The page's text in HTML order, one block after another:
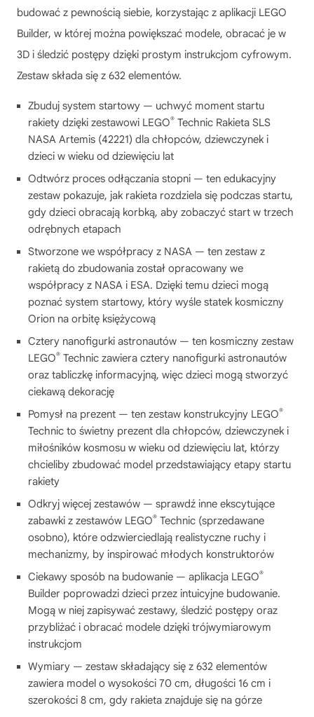
budować z pewnością siebie, korzystając z aplikacji LEGO
Builder, w której można powiększać modele, obracać je w
3D i śledzić postępy dzięki prostym instrukcjom cyfrowym.
Zestaw składa się z 632 elementów.
Zbuduj system startowy — uchwyć moment startu
rakiety dzięki zestawowi LEGO® Technic Rakieta SLS
NASA Artemis (42221) dla chłopców, dziewczynek i
dzieci w wieku od dziewięciu lat
Odtwórz proces odłączania stopni — ten edukacyjny
zestaw pokazuje, jak rakieta rozdziela się podczas startu,
gdy dzieci obracają korbką, aby zobaczyć start w trzech
odrębnych etapach
Stworzone we współpracy z NASA — ten zestaw z
rakietą do zbudowania został opracowany we
współpracy z NASA i ESA. Dzięki temu dzieci mogą
poznać system startowy, który wyśle statek kosmiczny
Orion na orbitę księżycową
Cztery nanofigurki astronautów — ten kosmiczny zestaw
LEGO® Technic zawiera cztery nanofigurki astronautów
oraz tabliczkę informacyjną, więc dzieci mogą stworzyć
ciekawą dekorację
Pomysł na prezent — ten zestaw konstrukcyjny LEGO®
Technic to świetny prezent dla chłopców, dziewczynek i
miłośników kosmosu w wieku od dziewięciu lat, którzy
chcieliby zbudować model przedstawiający etapy startu
rakiety
Odkryj więcej zestawów — sprawdź inne ekscytujące
zabawki z zestawów LEGO® Technic (sprzedawane
osobno), które odzwierciedlają realistyczne ruchy i
mechanizmy, by inspirować młodych konstruktorów
Ciekawy sposób na budowanie — aplikacja LEGO®
Builder poprowadzi dzieci przez intuicyjne budowanie.
Mogą w niej zapisywać zestawy, śledzić postępy oraz
przybliżać i obracać modele dzięki trójwymiarowym
instrukcjom
Wymiary — zestaw składający się z 632 elementów
zawiera model o wysokości 70 cm, długości 16 cm i
szerokości 8 cm, gdy rakieta znajduje się na górze